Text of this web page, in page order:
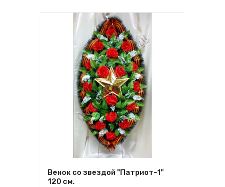
Венок со звездой "Патриот-1"
120 см.